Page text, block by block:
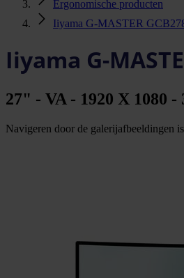
Ergonomische producten
Iiyama G-MASTER
Iiyama G-
27" - VA - 1920 X 1080
Navigeren door de galerijafbeeldingen